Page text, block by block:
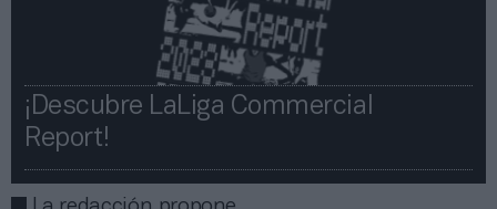
¡Descubre LaLiga Commercial
Report!​​